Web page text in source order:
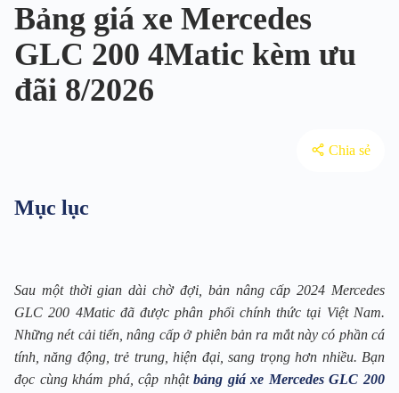
Bảng giá xe Mercedes
GLC 200 4Matic kèm ưu
đãi 8/2026
Chia sẻ
Sau một thời gian dài chờ đợi, bản nâng cấp 2024 Mercedes
GLC 200 4Matic đã được phân phối chính thức tại Việt Nam.
Những nét cải tiến, nâng cấp ở phiên bản ra mắt này có phần cá
tính, năng động, trẻ trung, hiện đại, sang trọng hơn nhiều. Bạn
đọc cùng khám phá, cập nhậtbảng giá xe Mercedes GLC 200
Mục lục